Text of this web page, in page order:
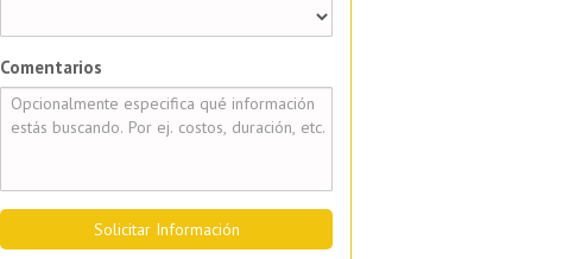
Comentarios
Solicitar Información